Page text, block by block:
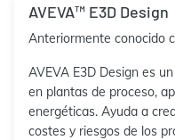
AVEVA™ E3D Design
Anteriormente conocido
AVEVA E3D Design es
en plantas de proceso,
energéticas. Ayuda a
costes y riesgos de los